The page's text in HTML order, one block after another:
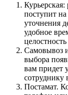
Курьерская:
поступит на
уточнения
удобное
Самовывоз
выбора
вам придет
сотруднику
Постамат.